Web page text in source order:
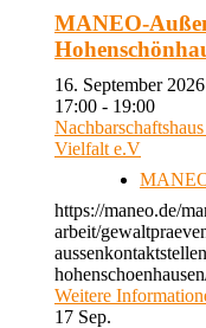
MANEO-
16. September
17:00 - 19:00
Vielfalt e.V
https://maneo.de/
arbeit/
Weitere
17 Sep.